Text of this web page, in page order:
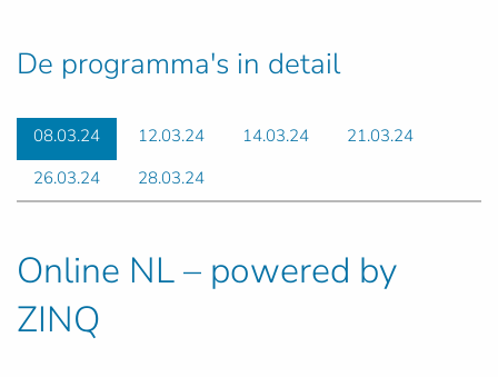
De programma's in detail
08.03.24 12.03.24 14.03.24
21.03.24
26.03.24
28.03.24
Online NL – powered by
ZINQ